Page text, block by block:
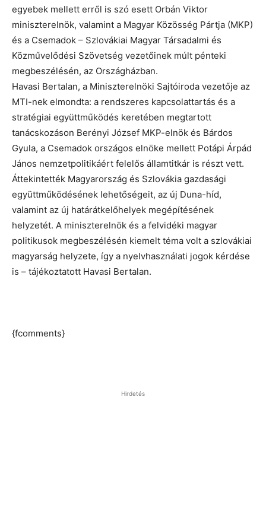
egyebek mellett erről is szó esett Orbán Viktor
miniszterelnök, valamint a Magyar Közösség Pártja (MKP)
és a Csemadok – Szlovákiai Magyar Társadalmi és
Közművelődési Szövetség vezetőinek múlt pénteki
megbeszélésén, az Országházban.
Havasi Bertalan, a Miniszterelnöki Sajtóiroda vezetője az
MTI-nek elmondta: a rendszeres kapcsolattartás és a
stratégiai együttműködés keretében megtartott
tanácskozáson Berényi József MKP-elnök és Bárdos
Gyula, a Csemadok országos elnöke mellett Potápi Árpád
János nemzetpolitikáért felelős államtitkár is részt vett.
Áttekintették Magyarország és Szlovákia gazdasági
együttműködésének lehetőségeit, az új Duna-híd,
valamint az új határátkelőhelyek megépítésének
helyzetét. A miniszterelnök és a felvidéki magyar
politikusok megbeszélésén kiemelt téma volt a szlovákiai
magyarság helyzete, így a nyelvhasználati jogok kérdése
is – tájékoztatott Havasi Bertalan.
{fcomments}
Hirdetés